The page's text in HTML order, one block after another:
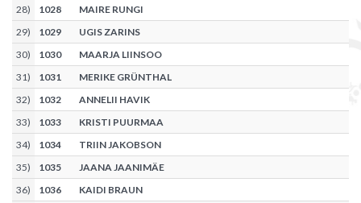
28) 1028
MAIRE RUNGI
29) 1029
UGIS ZARINS
30) 1030
MAARJA LIINSOO
31) 1031
MERIKE GRÜNTHAL
32) 1032
ANNELII HAVIK
33) 1033
KRISTI PUURMAA
34) 1034
TRIIN JAKOBSON
35) 1035
JAANA JAANIMÄE
36) 1036
KAIDI BRAUN